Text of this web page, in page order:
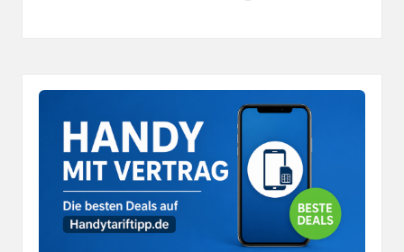
Gepostet
Verschiedenes
Handy mit Vertrag: Warum Du auf
Handytariftipp.de die besten Deals
findest